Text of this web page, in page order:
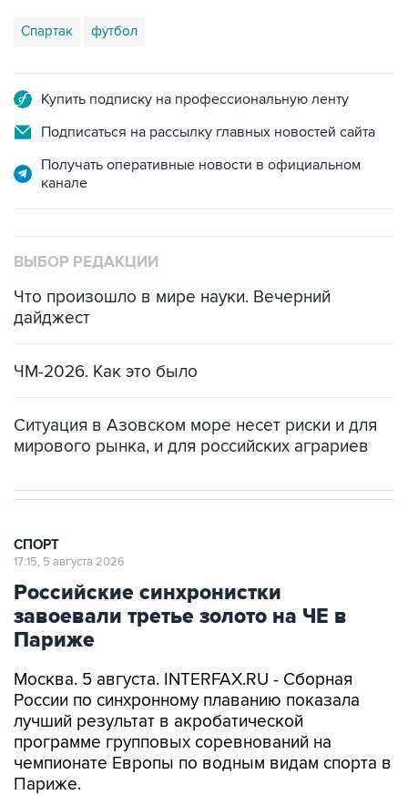
Спартак футбол
Купить подписку на профессиональную ленту
Подписаться на рассылку главных новостей сайта
Получать оперативные новости в официальном
канале
ВЫБОР РЕДАКЦИИ
Что произошло в мире науки. Вечерний
дайджест
ЧМ-2026. Как это было
Ситуация в Азовском море несет риски и для
мирового рынка, и для российских аграриев
СПОРТ
17:15, 5 августа 2026
Российские синхронистки
завоевали третье золото на ЧЕ в
Париже
Москва. 5 августа. INTERFAX.RU - Сборная
России по синхронному плаванию показала
лучший результат в акробатической
программе групповых соревнований на
чемпионате Европы по водным видам спорта в
Париже.